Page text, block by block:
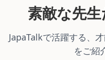
素敵な先
JapaTalkで活躍する、
をご紹